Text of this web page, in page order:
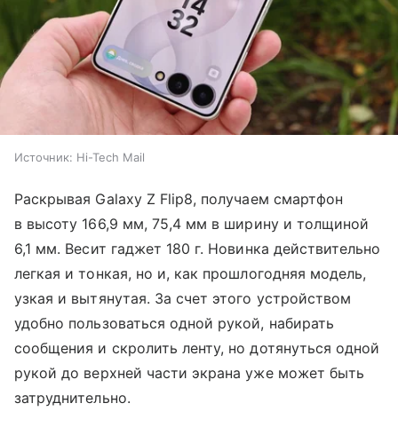
Источник: Hi-Tech Mail
Раскрывая Galaxy Z Flip8, получаем смартфон
в высоту 166,9 мм, 75,4 мм в ширину и толщиной
6,1 мм. Весит гаджет 180 г. Новинка действительно
легкая и тонкая, но и, как прошлогодняя модель,
узкая и вытянутая. За счет этого устройством
удобно пользоваться одной рукой, набирать
сообщения и скролить ленту, но дотянуться одной
рукой до верхней части экрана уже может быть
затруднительно.